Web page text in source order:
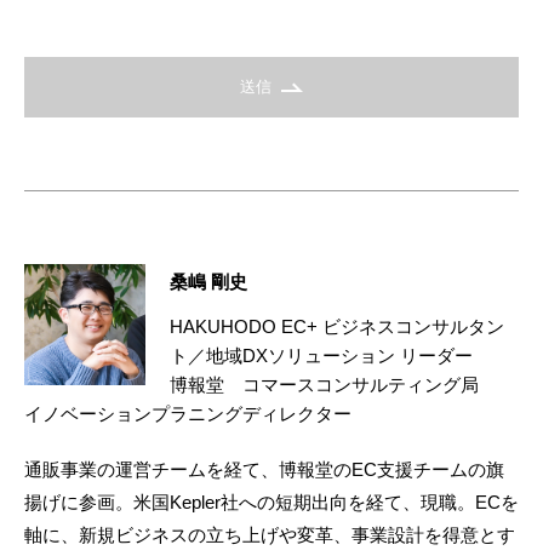
送信
桑嶋 剛史
HAKUHODO EC+ ビジネスコンサルタン
ト／地域DXソリューション リーダー
博報堂 コマースコンサルティング局
イノベーションプラニングディレクター
通販事業の運営チームを経て、博報堂のEC支援チームの旗
揚げに参画。米国Kepler社への短期出向を経て、現職。ECを
軸に、新規ビジネスの立ち上げや変革、事業設計を得意とす